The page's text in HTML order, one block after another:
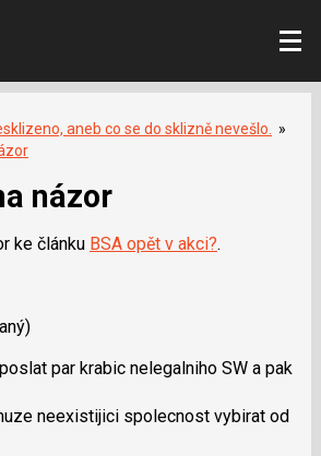
aneb co se do sklizně nevešlo.
»
názor
ke článku BSA opět v akci?.
par krabic nelegalniho SW a pak
neexistijici spolecnost vybirat od